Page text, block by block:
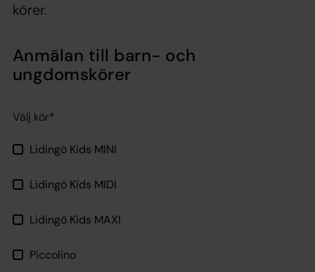
körer.
Anmälan till barn- och
ungdomskörer
Välj kör*
Lidingö Kids MINI
Lidingö Kids MIDI
Lidingö Kids MAXI
Piccolino